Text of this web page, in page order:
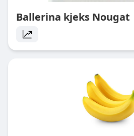
Ballerina kjeks Nougat